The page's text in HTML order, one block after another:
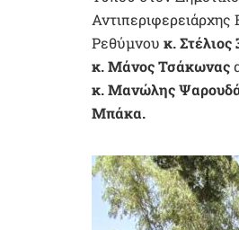
Αντιπεριφερειάρχης
Ρεθύμνου κ.
κ. Μάνος Τσάκωνας
κ. Μανώλης
Μπάκα.